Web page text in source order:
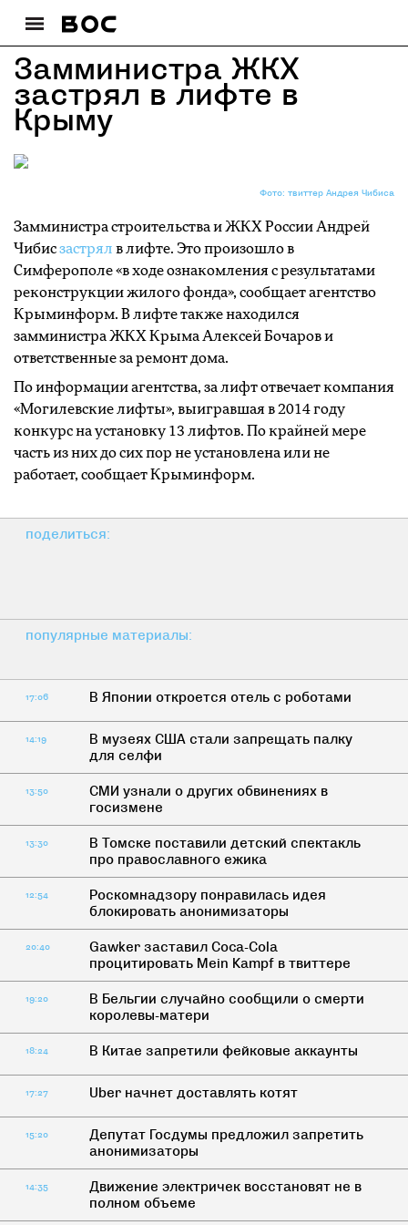
Замминистра ЖКХ
застрял в лифте в
Крыму
Фото: твиттер Андрея Чибиса
Замминистра строительства и ЖКХ России Андрей
Чибисзастрял в лифте. Это произошло в
Симферополе «в ходе ознакомления с результатами
реконструкции жилого фонда», сообщает агентство
Крыминформ. В лифте также находился
замминистра ЖКХ Крыма Алексей Бочаров и
ответственные за ремонт дома.
По информации агентства, за лифт отвечает компания
«Могилевские лифты», выигравшая в 2014 году
конкурс на установку 13 лифтов. По крайней мере
часть из них до сих пор не установлена или не
работает, сообщает Крыминформ.
поделиться:
популярные материалы:
17:06 В Японии откроется отель с роботами
14:19
В музеях США стали запрещать палку
для селфи
13:50
СМИ узнали о других обвинениях в
госизмене
13:30
В Томске поставили детский спектакль
про православного ежика
12:54
Роскомнадзору понравилась идея
блокировать анонимизаторы
20:40
Gawker заставил Coca-Cola
процитировать Mein Kampf в твиттере
19:20
В Бельгии случайно сообщили о смерти
королевы-матери
18:24 В Китае запретили фейковые аккаунты
17:27 Uber начнет доставлять котят
15:20
Депутат Госдумы предложил запретить
анонимизаторы
14:35
Движение электричек восстановят не в
полном объеме